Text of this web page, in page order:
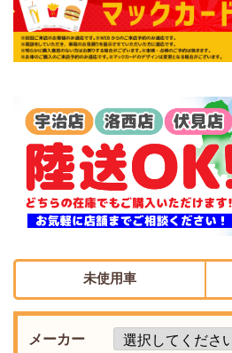
未使用車
メーカー